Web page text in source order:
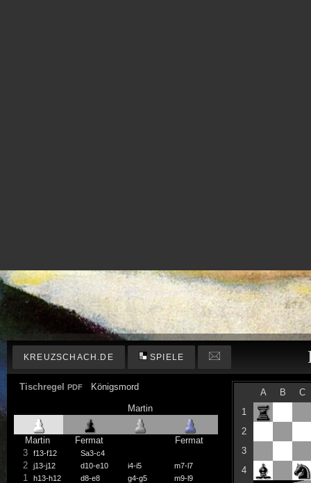
KREUZSCHACH.DE SPIELE
Tischregel PDF Königsmord
Martin Fermat
Martin
Fermat
3
f13-f12 Sa3-c4
2 j13-j12 d10-e10 i4-i5 m7-l7
1 h13-h12 d8-e8 g4-g5 m9-l9
A B
C
1
2
3
4